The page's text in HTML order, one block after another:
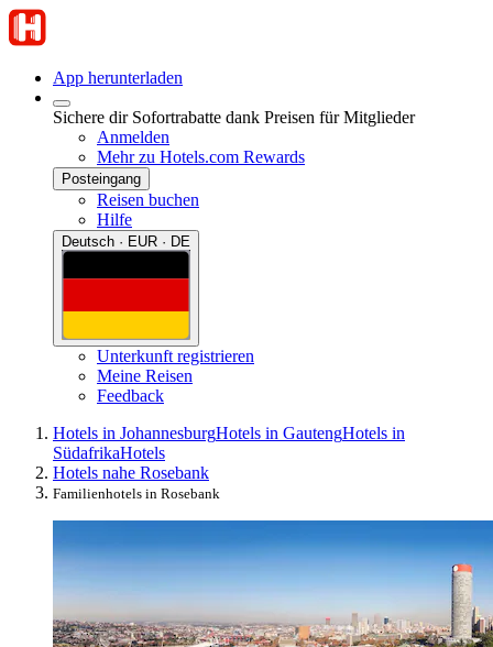
App herunterladen
Sichere dir Sofortrabatte dank Preisen für Mitglieder
Anmelden
Mehr zu Hotels.com Rewards
Posteingang
Reisen buchen
Hilfe
Deutsch · EUR · DE
Unterkunft registrieren
Meine Reisen
Feedback
Hotels in JohannesburgHotels in GautengHotels in
SüdafrikaHotels
Hotels nahe Rosebank
Familienhotels in Rosebank